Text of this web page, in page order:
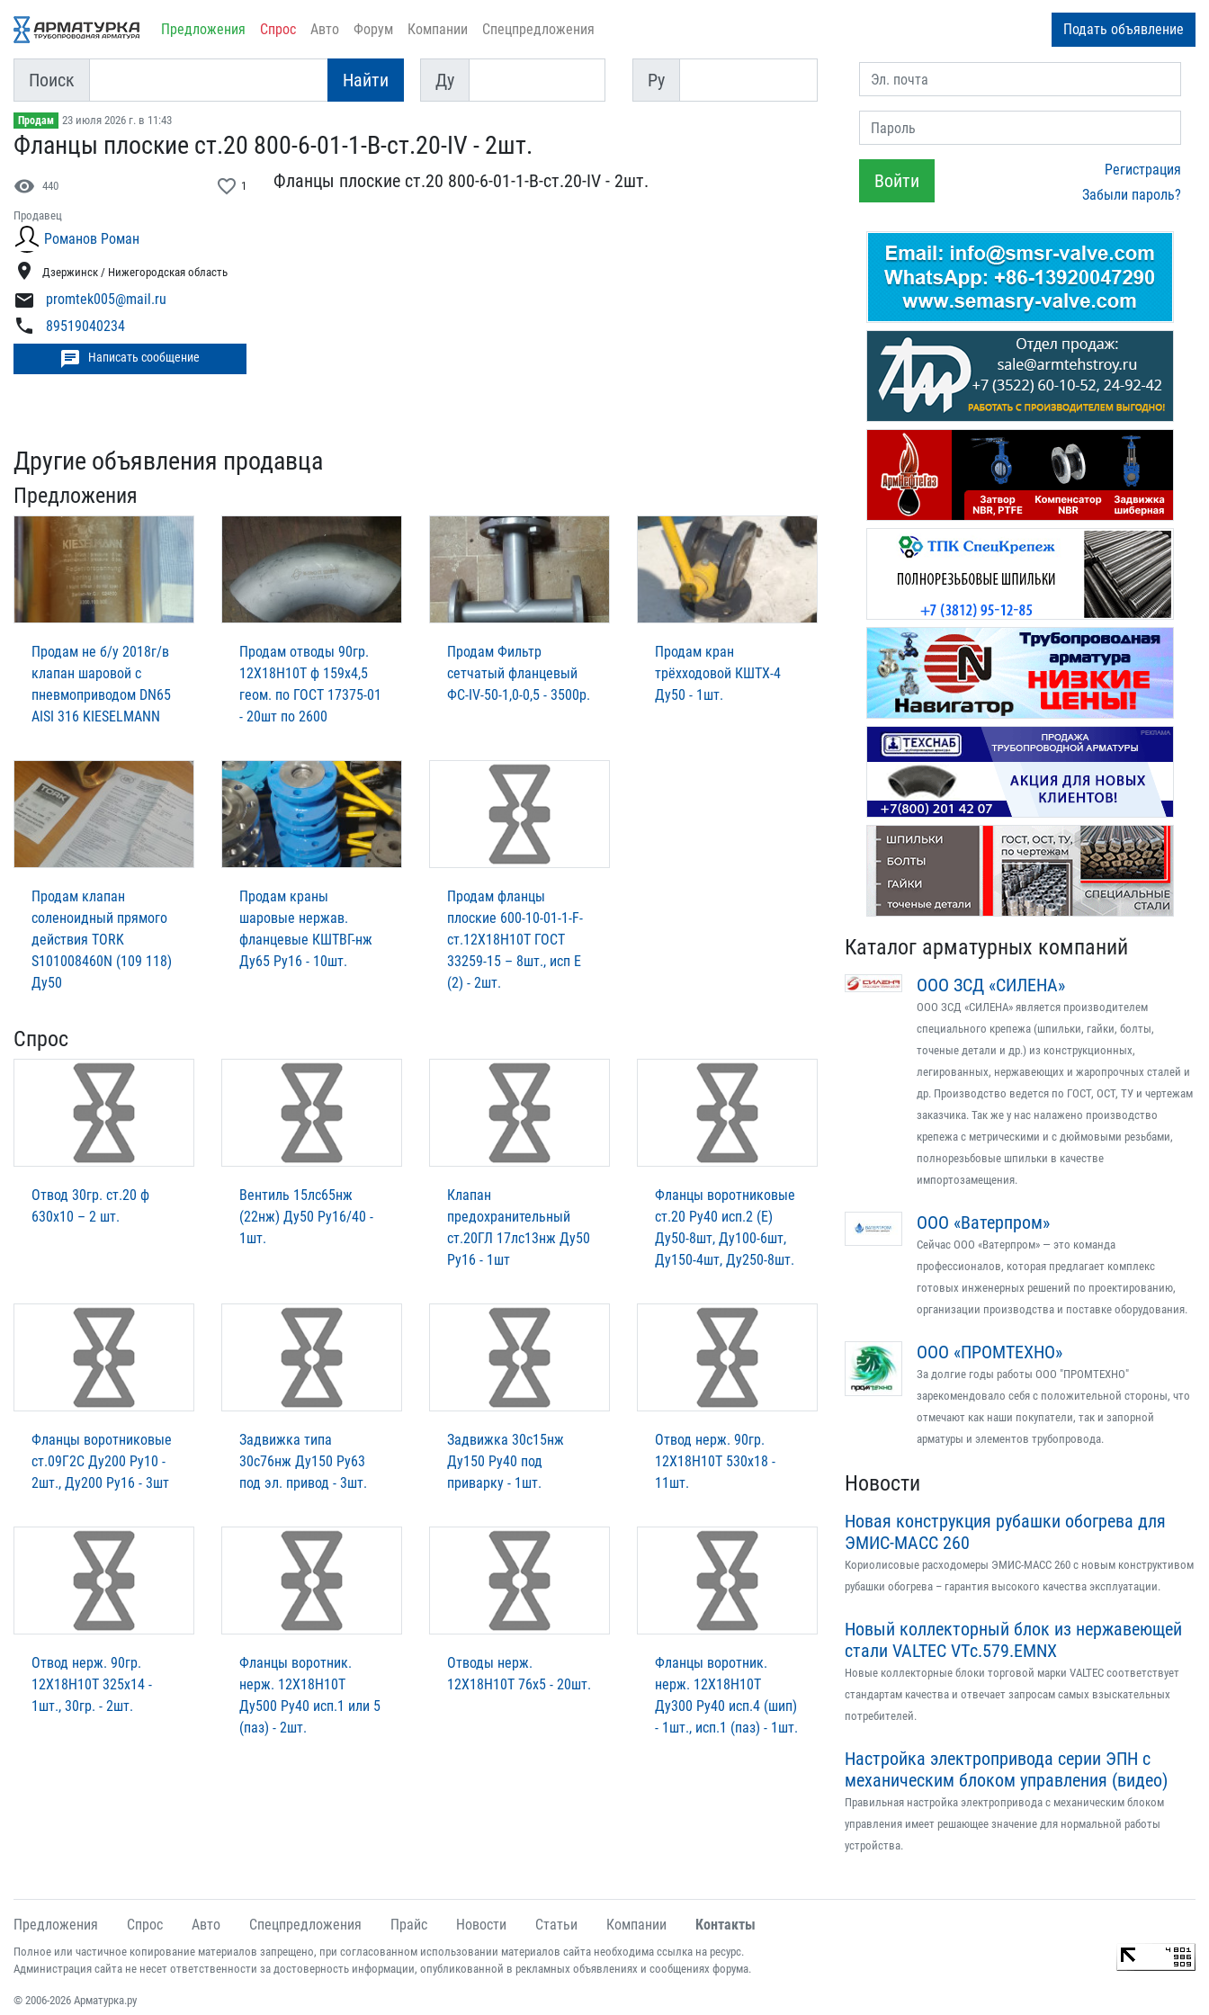
Предложения Спрос Авто Форум Компании Спецпредложения Подать объявление
Поиск Найти
Ду
Ду
Py
Py
Продам 23 июля 2026 г. в 11:43
Фланцы плоские ст.20 800​-6-01-1-В-ст.20-IV - 2шт​.
visibility 440 favorite_border 1
Продавец
Романов Роман
location_on Дзержинск / Нижегородская область
mail promtek005@mail.ru
phone 89519040234
chat Написать сообщение
Фланцы плоские ст.20 800​-6-01-1-В-ст.20-IV - 2шт​.
Другие объявления продавца
Предложения
Продам не б/у 2018г/в
клапан шаровой с
пневмоприводом DN65
AISI 316 KIESELMANN
Продам отводы 90гр.
12Х18Н10Т ф 159х4,5
геом. по ГОСТ 17375-01
- 20шт по 2600
Продам Фильтр
сетчатый фланцевый
ФС-IV-50-1,0-0,5 - 3500р.
Продам кран
трёхходовой КШТХ-4
Ду50 - 1шт.
Продам клапан
соленоидный прямого
действия TORK
S101008460N (109 118)
Ду50
Продам краны
шаровые нержав.
фланцевые КШТВГ-нж
Ду65 Ру16 - 10шт.
Продам фланцы
плоские 600-10-01-1-F-
ст.12Х18Н10Т ГОСТ
33259-15 – 8шт., исп Е
(2) - 2шт.
Спрос
Отвод 30гр. ст.20 ф
630х10 – 2 шт.
Вентиль 15лс65нж
(22нж) Ду50 Ру16/40 -
1шт.
Клапан
предохранительный
ст.20ГЛ 17лс13нж Ду50
Ру16 - 1шт
Фланцы воротниковые
ст.20 Ру40 исп.2 (Е)
Ду50-8шт, Ду100-6шт,
Ду150-4шт, Ду250-8шт.
Фланцы воротниковые
ст.09Г2С Ду200 Ру10 -
2шт., Ду200 Ру16 - 3шт
Задвижка типа
30с76нж Ду150 Ру63
под эл. привод - 3шт.
Задвижка 30с15нж
Ду150 Ру40 под
приварку - 1шт.
Отвод нерж. 90гр.
12Х18Н10Т 530х18 -
11шт.
Отвод нерж. 90гр.
12Х18Н10Т 325х14 -
1шт., 30гр. - 2шт.
Фланцы воротник.
нерж. 12Х18Н10Т
Ду500 Ру40 исп.1 или 5
(паз) - 2шт.
Отводы нерж.
12Х18Н10Т 76х5 - 20шт.
Фланцы воротник.
нерж. 12Х18Н10Т
Ду300 Ру40 исп.4 (шип)
- 1шт., исп.1 (паз) - 1шт.
Эл. почта
Пароль
Войти
Регистрация
Забыли пароль?
Каталог арматурных компаний
ООО ЗСД «СИЛЕНА»
ООО ЗСД «СИЛЕНА» является производителем
специального крепежа (шпильки, гайки, болты,
точеные детали и др.) из конструкционных,
легированных, нержавеющих и жаропрочных сталей и
др. Производство ведется по ГОСТ, ОСТ, ТУ и чертежам
заказчика. Так же у нас налажено производство
крепежа с метрическими и с дюймовыми резьбами,
полнорезьбовые шпильки в качестве
импортозамещения.
ООО «Ватерпром»
Сейчас ООО «Ватерпром» — это команда
профессионалов, которая предлагает комплекс
готовых инженерных решений по проектированию,
организации производства и поставке оборудования.
ООО «ПРОМТЕХНО»
За долгие годы работы ООО "ПРОМТЕХНО"
зарекомендовало себя с положительной стороны, что
отмечают как наши покупатели, так и запорной
арматуры и элементов трубопровода.
Новости
Новая конструкция рубашки обогрева для
ЭМИС-МАСС 260
Кориолисовые расходомеры ЭМИС-МАСС 260 с новым конструктивом
рубашки обогрева – гарантия высокого качества эксплуатации.
Новый коллекторный блок из нержавеющей
стали VALTEC VTс.579.EMNX
Новые коллекторные блоки торговой марки VALTEC соответствует
стандартам качества и отвечает запросам самых взыскательных
потребителей.
Настройка электропривода серии ЭПН с
механическим блоком управления (видео)
Правильная настройка электропривода с механическим блоком
управления имеет решающее значение для нормальной работы
устройства.
Предложения Спрос Авто Спецпредложения Прайс Новости Статьи Компании Контакты
Полное или частичное копирование материалов запрещено, при согласованном использовании материалов сайта необходима ссылка на ресурс.
Администрация сайта не несет ответственности за достоверность информации, опубликованной в рекламных объявлениях и сообщениях форума.
© 2006-2026 Арматурка.ру